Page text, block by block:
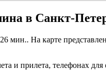
в Санкт-
мин.. На карте
и прилета, телефонах для